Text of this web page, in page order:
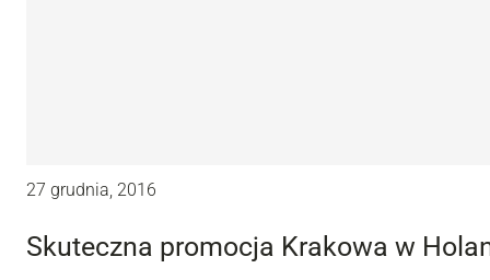
27 grudnia, 2016
Skuteczna promocja Krakowa w